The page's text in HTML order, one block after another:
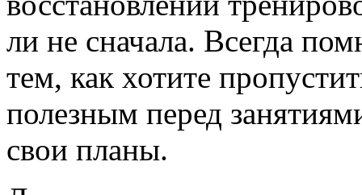
ли не сначала. Всегда
тем, как хотите
полезным перед
свои планы.